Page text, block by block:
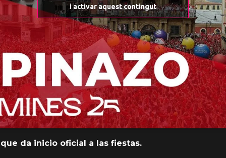
i activar aquest contingut
da inicio oficial a las fiestas.